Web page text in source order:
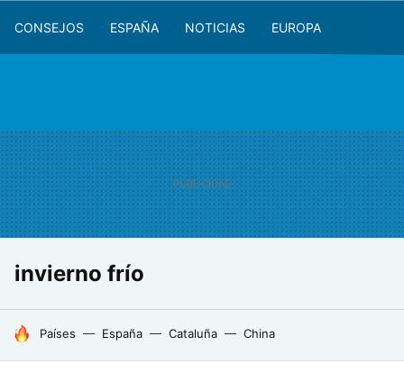
CONSEJOS ESPAÑA NOTICIAS EUROPA
invierno frío
HOY SE HABLA DE
Países España Cataluña China